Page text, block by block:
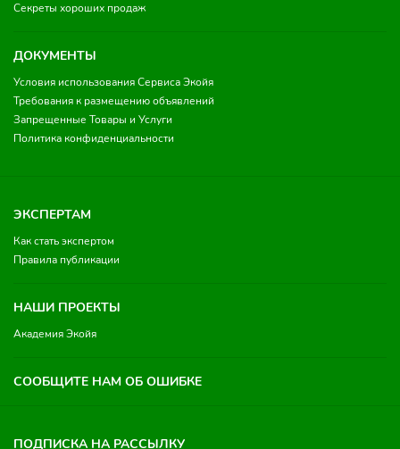
Секреты хороших продаж
ДОКУМЕНТЫ
Условия использования Сервиса Экойя
Требования к размещению объявлений
Запрещенные Товары и Услуги
Политика конфиденциальности
ЭКСПЕРТАМ
Как стать экспертом
Правила публикации
НАШИ ПРОЕКТЫ
Академия Экойя
СООБЩИТЕ НАМ ОБ ОШИБКЕ
ПОДПИСКА НА РАССЫЛКУ